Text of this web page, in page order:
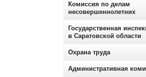
Комиссия по делам
несовершеннолетних
Государственная
в Саратовской области
Охрана труда
Административная